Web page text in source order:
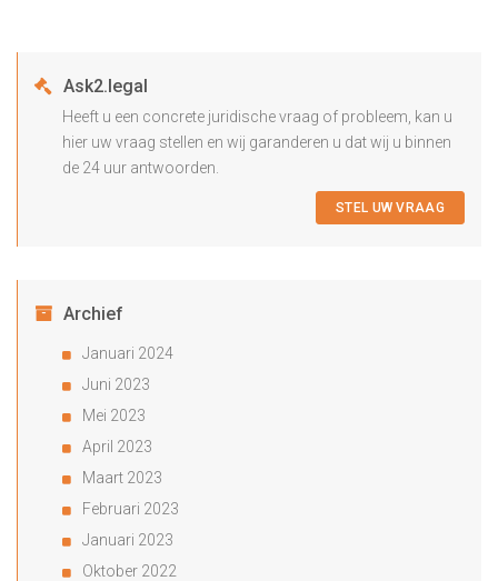
Ask2.legal
Heeft u een concrete juridische vraag of probleem, kan u
hier uw vraag stellen en wij garanderen u dat wij u binnen
de 24 uur antwoorden.
STEL UW VRAAG
Archief
Januari 2024
Juni 2023
Mei 2023
April 2023
Maart 2023
Februari 2023
Januari 2023
Oktober 2022